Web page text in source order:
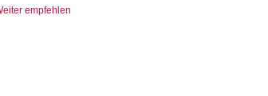
empfehlen